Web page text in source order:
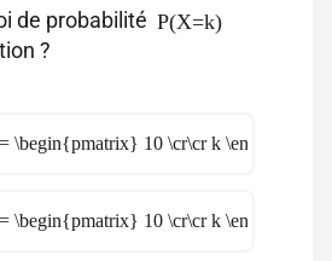
de probabilité P(X=k)
?
\begin{pmatrix} 10 \cr\cr k
\begin{pmatrix} 10 \cr\cr k